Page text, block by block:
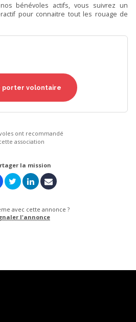
bénévoles actifs, vous suivrez un
pour connaitre tout les rouage de
porter volontaire
ont recommandé
association
la mission
avec cette annonce ?
l'annonce